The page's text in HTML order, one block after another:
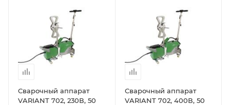
Сварочный аппарат
VARIANT 702, 230В, 50
Сварочный аппарат
VARIANT 702, 400В, 50